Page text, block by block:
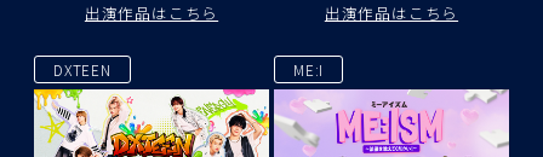
出演作品はこちら 出演作品はこちら
DXTEEN ME:I